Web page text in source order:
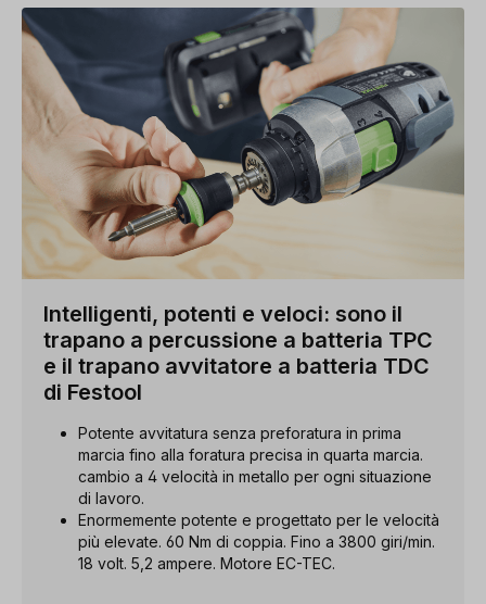
Intelligenti, potenti e veloci: sono il
trapano a percussione a batteria TPC
e il trapano avvitatore a batteria TDC
di Festool
Potente avvitatura senza preforatura in prima
marcia fino alla foratura precisa in quarta marcia.
cambio a 4 velocità in metallo per ogni situazione
di lavoro.
Enormemente potente e progettato per le velocità
più elevate. 60 Nm di coppia. Fino a 3800 giri/min.
18 volt. 5,2 ampere. Motore EC-TEC.